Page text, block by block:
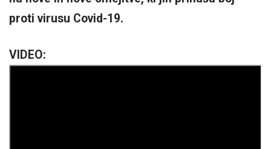
proti virusu Covid-19.
VIDEO: